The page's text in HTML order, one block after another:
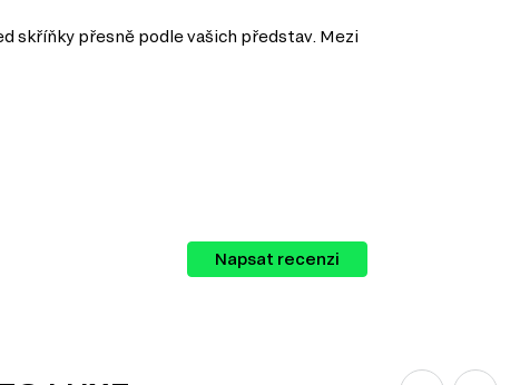
skříňky přesně podle vašich představ. Mezi
Napsat recenzi